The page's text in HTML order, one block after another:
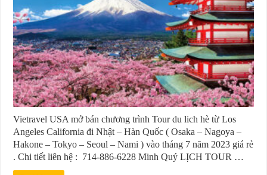
Vietravel USA mở bán chương trình Tour du lich hè từ Los
Angeles California đi Nhật – Hàn Quốc ( Osaka – Nagoya –
Hakone – Tokyo – Seoul – Nami ) vào tháng 7 năm 2023 giá rẻ
. Chi tiết liên hệ : 714-886-6228 Minh Quý LỊCH TOUR …